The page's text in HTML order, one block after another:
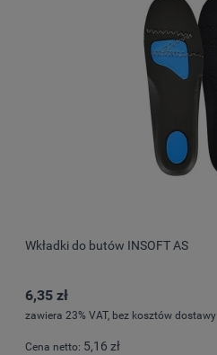
Wkładki do butów INSOFT AS
6,35 zł
zawiera 23% VAT, bez kosztów dostawy
Cena netto: 5,16 zł